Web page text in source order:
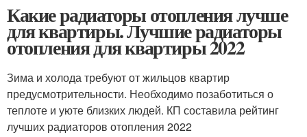
Какие радиаторы отопления лучше
для квартиры. Лучшие радиаторы
отопления для квартиры 2022
Зима и холода требуют от жильцов квартир
предусмотрительности. Необходимо позаботиться о
теплоте и уюте близких людей. КП составила рейтинг
лучших радиаторов отопления 2022